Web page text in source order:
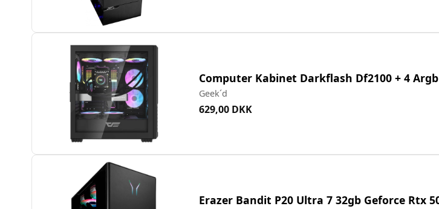
Computer Kabinet Darkflash Df2100 + 4
Geek´d
629,00 DKK
Erazer Bandit P20 Ultra 7 32gb Geforce Rtx